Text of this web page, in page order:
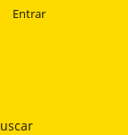
Entrar